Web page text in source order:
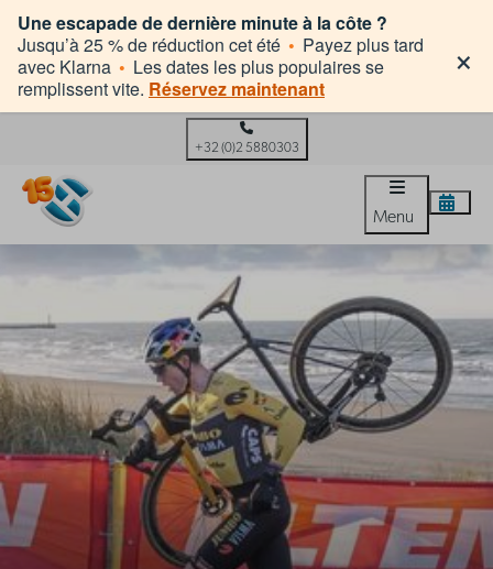
Une escapade de dernière minute à la côte ?
Jusqu’à 25 % de réduction cet été • Payez plus tard
avec Klarna • Les dates les plus populaires se
remplissent vite. Réservez maintenant
×
+32 (0)2 5880303
Menu